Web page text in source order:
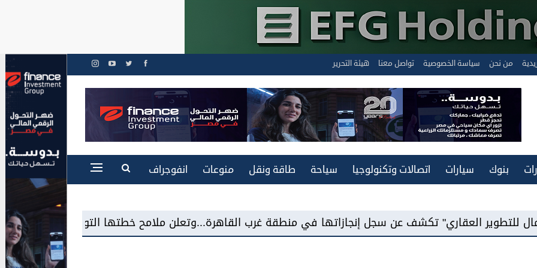
من نحن سياسة الخصوصية تواصل معنا هيئة التحرير
بنوك سيارات اتصالات وتكنولوجيا سياحة طاقة ونقل منوعات
انفوجراف
تكشف عن سجل إنجازاتها في منطقة غرب القاهرة...وتعلن ملامح خطتها التوسعية شاكر السيد عوض: